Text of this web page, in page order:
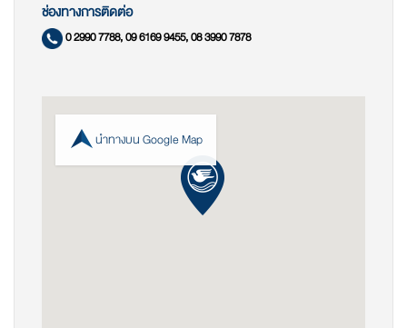
ช่องทางการติดต่อ
0 2990 7788, 09 6169 9455, 08 3990 7878
นำทางบน Google Map